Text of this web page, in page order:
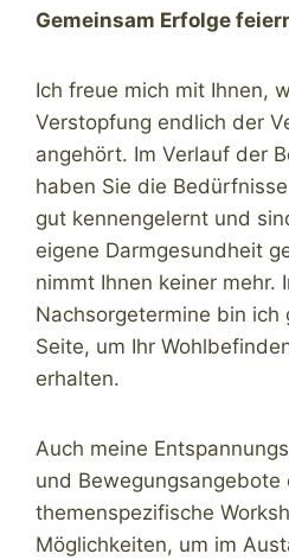
Gemeinsam Erfolge
Ich freue mich mit Ihnen,
Verstopfung endlich der
angehört. Im Verlauf der
haben Sie die
gut kennengelernt und
eigene Darmgesundheit
nimmt Ihnen keiner mehr.
Nachsorgetermine bin ich
Seite, um Ihr
erhalten.
Auch meine
und Bewegungsangebote
themenspezifische
Möglichkeiten, um im